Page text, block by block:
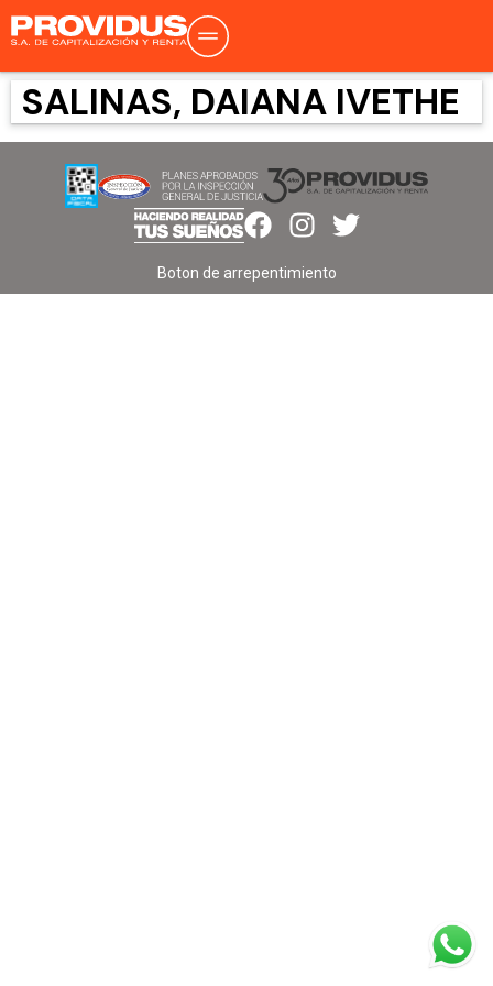
SALINAS, DAIANA IVETHE
Boton de arrepentimiento